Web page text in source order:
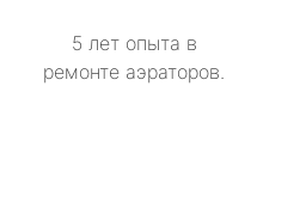
5 лет опыта в
ремонте аэраторов.